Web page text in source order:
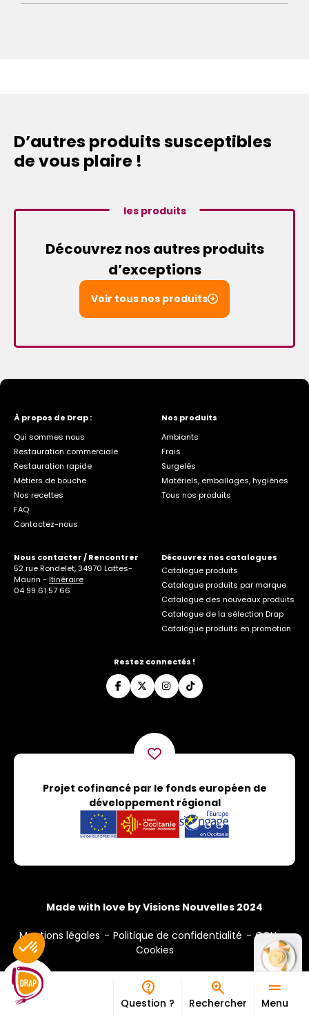
Question ? Rechercher Menu
D’autres produits susceptibles
de vous plaire !
les produits
Découvrez nos autres produits
d’exceptions
Voir tous nos produits
À propos de Drap :
Qui sommes nous
Restauration commerciale
Restauration rapide
Métiers de bouche
Nos recettes
FAQ
Contactez-nous
Nos produits
Ambiants
Frais
Surgelés
Matériels, emballages, hygiènes
Tous nos produits
Nous contacter / Rencontrer
52 rue Rondelet, 34970 Lattes-
Maurin - Itinéraire
04 99 61 57 66
Découvrez nos catalogues
Catalogue produits
Catalogue produits par marque
Catalogue des nouveaux produits
Catalogue de la sélection Drap
Catalogue produits en promotion
Restez connectés !
Projet cofinancé par le fonds européen de
développement régional
Made with love by Visions Nouvelles 2024
Mentions légales Politique de confidentialité
CGU
Cookies